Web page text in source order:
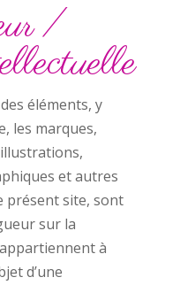
/
éléments, y
les marques,
et autres
présent site, sont
sur la
à
d’une